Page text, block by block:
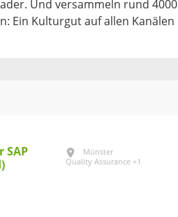
Und versammeln rund 4000
Ein Kulturgut auf allen Kanälen
SAP
Münster
Quality Assurance +1